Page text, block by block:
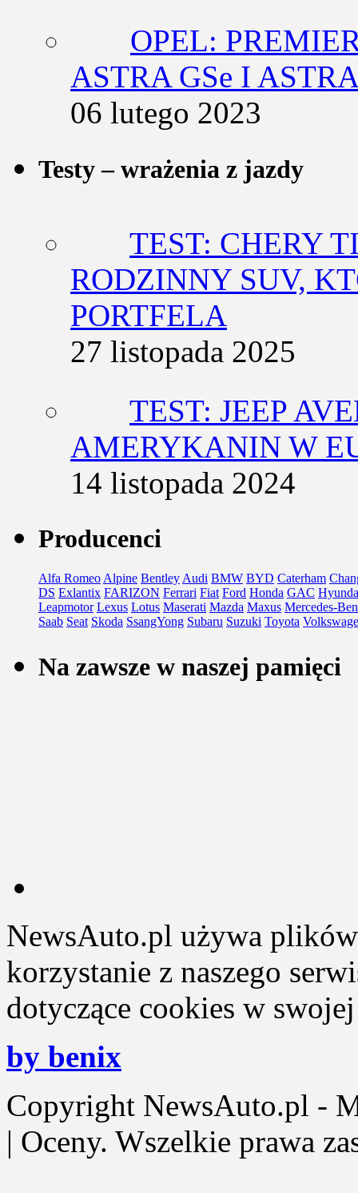
OPEL:
ASTRA GSe I
06 lutego 2023
Testy – wrażenia z jazdy
TEST: CHERY
RODZINNY SUV,
PORTFELA
27 listopada 2025
TEST: JEEP
AMERYKANIN W
14 listopada 2024
Producenci
Alfa Romeo Alpine Bentley Audi BMW BYD Caterham
DS Exlantix FARIZON Ferrari Fiat Ford Honda GAC
Leapmotor Lexus Lotus Maserati Mazda Maxus Mercedes-
Saab Seat Skoda SsangYong Subaru Suzuki Toyota
Na zawsze w naszej pamięci
NewsAuto.pl używa
korzystanie z naszego
dotyczące cookies w
by benix
Copyright NewsAuto.pl -
| Oceny. Wszelkie prawa